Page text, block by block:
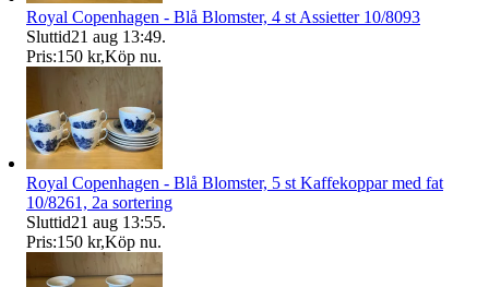
Royal Copenhagen - Blå Blomster, 4 st Assietter 10/8093
Sluttid21 aug 13:49.
Pris:150 kr,Köp nu.
Royal Copenhagen - Blå Blomster, 5 st Kaffekoppar med fat
10/8261, 2a sortering
Sluttid21 aug 13:55.
Pris:150 kr,Köp nu.